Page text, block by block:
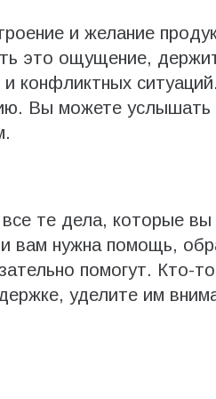
и желание
это ощущение,
конфликтных ситуаций.
Вы можете услышать
те дела, которые вы
вам нужна помощь,
помогут. Кто-
уделите им